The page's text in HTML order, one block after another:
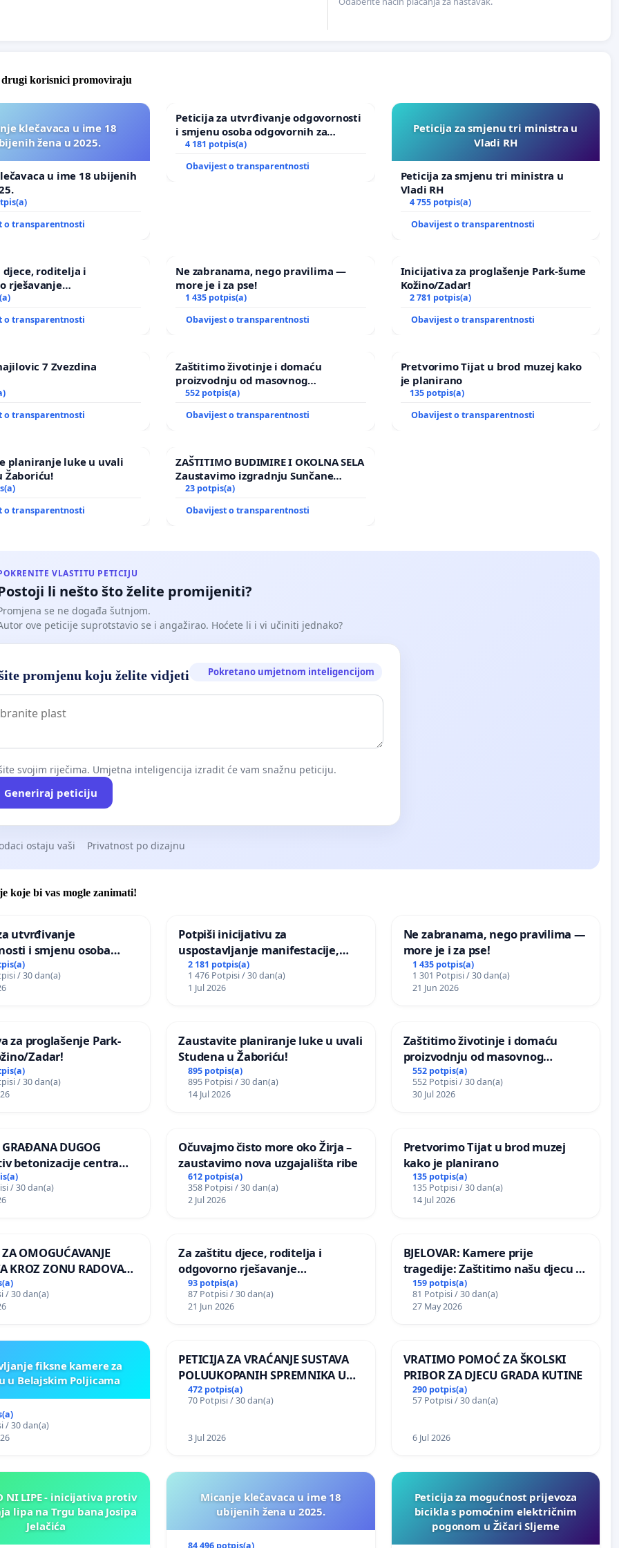
drugi korisnici promoviraju
klečavaca u ime 18
žena u 2025.
u ime 18 ubijenih
o transparentnosti
Peticija za utvrđivanje odgovornosti
i smjenu osoba odgovornih za
incident u Zoološkom vrtu Grada
Zagreba
4 181 potpis(a)
Obavijest o transparentnosti
Peticija za smjenu tri ministra u
Vladi RH
Peticija za smjenu tri ministra u
Vladi RH
4 755 potpis(a)
Obavijest o transparentnosti
djece, roditelja i
rješavanje
nasilja
o transparentnosti
Ne zabranama, nego pravilima —
more je i za pse!
1 435 potpis(a)
Obavijest o transparentnosti
Inicijativa za proglašenje Park-šume
Kožino/Zadar!
2 781 potpis(a)
Obavijest o transparentnosti
7 Zvezdina
o transparentnosti
Zaštitimo životinje i domaću
proizvodnju od masovnog
uništavanja zbog afričke svinjske
kuge
552 potpis(a)
Obavijest o transparentnosti
Pretvorimo Tijat u brod muzej kako
je planirano
135 potpis(a)
Obavijest o transparentnosti
planiranje luke u uvali
Žaboriću!
o transparentnosti
ZAŠTITIMO BUDIMIRE I OKOLNA SELA
Zaustavimo izgradnju Sunčane
elektrane Vedrine na području
Ugljana
23 potpis(a)
Obavijest o transparentnosti
VLASTITU PETICIJU
li nešto što želite promijeniti?
se ne događa šutnjom.
ove peticije suprotstavio se i angažirao. Hoćete li i vi učiniti jednako?
promjenu koju želite vidjeti Pokretano umjetnom inteligencijom
svojim riječima. Umjetna inteligencija izradit će vam snažnu peticiju.
Generiraj peticiju
ostaju vaši Privatnost po dizajnu
koje bi vas mogle zanimati!
utvrđivanje
i smjenu osoba
za incident u
vrtu Grada Zagreba
/ 30 dan(a)
Potpiši inicijativu za
uspostavljanje manifestacije,
godišnje nagrade ili drugog
javnog događaja „Edin Avdić“ u
Sarajevu
2 181 potpis(a)
1 476 Potpisi / 30 dan(a)
1 Jul 2026
Ne zabranama, nego pravilima —
more je i za pse!
1 435 potpis(a)
1 301 Potpisi / 30 dan(a)
21 Jun 2026
za proglašenje Park-
Zadar!
/ 30 dan(a)
Zaustavite planiranje luke u uvali
Studena u Žaboriću!
895 potpis(a)
895 Potpisi / 30 dan(a)
14 Jul 2026
Zaštitimo životinje i domaću
proizvodnju od masovnog
uništavanja zbog afričke svinjske
kuge
552 potpis(a)
552 Potpisi / 30 dan(a)
30 Jul 2026
GRAĐANA DUGOG
betonizacije centra
očuvanje postojećih
i odraslih
donošenju izmjena
/ 30 dan(a)
Očuvajmo čisto more oko Žirja –
zaustavimo nova uzgajališta ribe
612 potpis(a)
358 Potpisi / 30 dan(a)
2 Jul 2026
Pretvorimo Tijat u brod muzej
kako je planirano
135 potpis(a)
135 Potpisi / 30 dan(a)
14 Jul 2026
ZA OMOGUĆAVANJE
KROZ ZONU RADOVA
Mjesnog odbora
i Lemić Brdo
/ 30 dan(a)
Za zaštitu djece, roditelja i
odgovorno rješavanje
maloljetničkog nasilja
93 potpis(a)
87 Potpisi / 30 dan(a)
21 Jun 2026
BJELOVAR: Kamere prije
tragedije: Zaštitimo našu djecu u
Vukovarskoj!
159 potpis(a)
81 Potpisi / 30 dan(a)
27 May 2026
fiksne kamere za
u Belajskim Poljicama
/ 30 dan(a)
PETICIJA ZA VRAĆANJE SUSTAVA
POLUUKOPANIH SPREMNIKA U
NASELJU KOLANJSKI GAJAC
472 potpis(a)
70 Potpisi / 30 dan(a)
3 Jul 2026
VRATIMO POMOĆ ZA ŠKOLSKI
PRIBOR ZA DJECU GRADA KUTINE
290 potpis(a)
57 Potpisi / 30 dan(a)
6 Jul 2026
NI LIPE - inicijativa protiv
lipa na Trgu bana Josipa
Jelačića
Micanje klečavaca u ime 18
ubijenih žena u 2025.
Peticija za mogućnost prijevoza
bicikla s pomoćnim električnim
pogonom u Žičari Sljeme